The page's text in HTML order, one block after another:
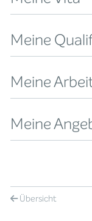
Meine
Meine
Meine
Übersicht